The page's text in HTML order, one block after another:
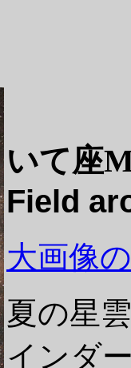
いて座
Field
大画像
夏の星
インダ